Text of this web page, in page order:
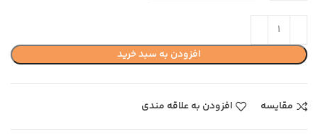
افزودن به سبد خرید
مقایسه افزودن به علاقه مندی